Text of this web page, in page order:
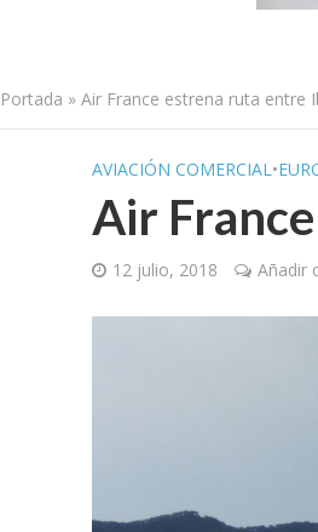
Portada » Air France estrena ruta entre
AVIACIÓN COMERCIAL•
Air
12 julio, 2018 Añadir